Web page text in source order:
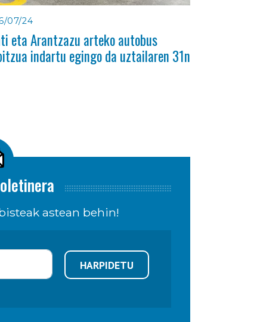
07/24
eta Arantzazu arteko autobus
indartu egingo da uztailaren 31n
astean behin!
HARPIDETU